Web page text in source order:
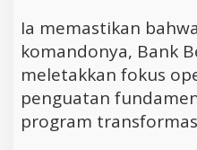
Ia memastikan
komandonya, Bank
meletakkan fokus
penguatan
program